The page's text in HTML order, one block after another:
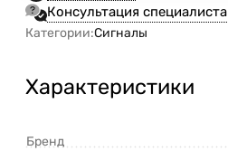
Консультация специалиста
Категории:Сигналы
Характеристики
Бренд